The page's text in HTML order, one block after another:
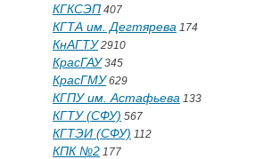
КГКСЭП 407
КГТА им. Дегтярева 174
КнАГТУ2910
КрасГАУ345
КрасГМУ629
КГПУ им. Астафьева 133
КГТУ (СФУ) 567
КГТЭИ (СФУ) 112
КПК №2 177